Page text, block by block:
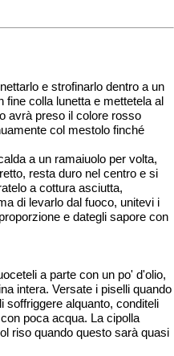
e strofinarlo dentro a un
fine colla lunetta e mettetela al
avrà preso il colore rosso
col mestolo finché
a un ramaiuolo per volta,
resta duro nel centro e si
a cottura asciutta,
di levarlo dal fuoco, unitevi i
e dategli sapore con
a parte con un po' d'olio,
intera. Versate i piselli quando
soffriggere alquanto, conditeli
poca acqua. La cipolla
riso quando questo sarà quasi